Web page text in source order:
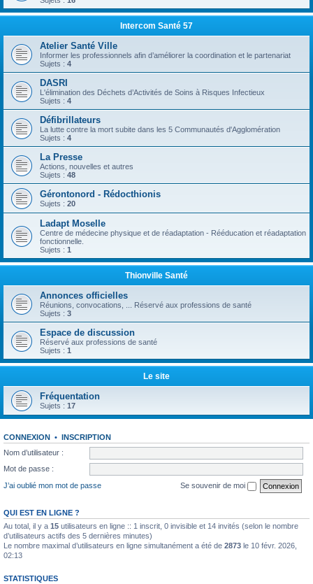
Intercom Santé 57
Atelier Santé Ville
Informer les professionnels afin d’améliorer la coordination et le partenariat
Sujets : 4
DASRI
L'élimination des Déchets d’Activités de Soins à Risques Infectieux
Sujets : 4
Défibrillateurs
La lutte contre la mort subite dans les 5 Communautés d'Agglomération
Sujets : 4
La Presse
Actions, nouvelles et autres
Sujets : 48
Gérontonord - Rédocthionis
Sujets : 20
Ladapt Moselle
Centre de médecine physique et de réadaptation - Rééducation et réadaptation
fonctionnelle.
Sujets : 1
Thionville Santé
Annonces officielles
Réunions, convocations, ... Réservé aux professions de santé
Sujets : 3
Espace de discussion
Réservé aux professions de santé
Sujets : 1
Le site
Fréquentation
Sujets : 17
CONNEXION • INSCRIPTION
Nom d’utilisateur :
Mot de passe :
J’ai oublié mon mot de passe
Se souvenir de moi
QUI EST EN LIGNE ?
Au total, il y a 15 utilisateurs en ligne :: 1 inscrit, 0 invisible et 14 invités (selon le nombre
d’utilisateurs actifs des 5 dernières minutes)
Le nombre maximal d’utilisateurs en ligne simultanément a été de 2873 le 10 févr. 2026,
02:13
STATISTIQUES